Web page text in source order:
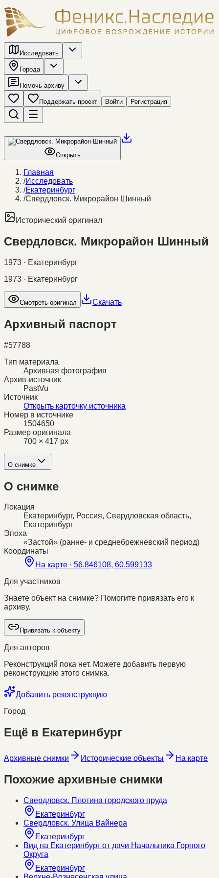
Исследовать
Города
Помочь архиву
Поддержать проект Войти Регистрация
Открыть
Главная
/Исследовать
/Екатеринбург
/Свердловск. Микрорайон Шинный
Исторический оригинал
Свердловск. Микрорайон Шинный
1973 · Екатеринбург
1973 · Екатеринбург
Смотреть оригинал Скачать
Архивный паспорт
#57788
Тип материала
Архивная фотография
Архив-источник
PastVu
Источник
Открыть карточку источника
Номер в источнике
1504650
Размер оригинала
700 × 417 px
О снимке
О снимке
Локация
Екатеринбург, Россия, Свердловская область,
Екатеринбург
Эпоха
«Застой» (ранне- и среднебрежневский период)
Координаты
На карте · 56.846108, 60.599133
Для участников
Знаете объект на снимке? Помогите привязать его к
архиву.
Привязать к объекту
Для авторов
Реконструкций пока нет. Можете добавить первую
реконструкцию этого снимка.
Добавить реконструкцию
Город
Ещё в Екатеринбург
Архивные снимки Исторические объекты На карте
Похожие архивные снимки
Свердловск. Плотина городского пруда
Екатеринбург
Свердловск. Улица Вайнера
Екатеринбург
Вид на Екатеринбург от дачи Начальника Горного
Округа
Екатеринбург